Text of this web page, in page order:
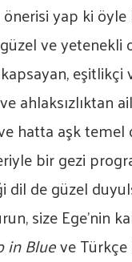
yap ki
ve
eşitlikçi
ahlaksızlıktan
hatta aşk
bir gezi
dil de güzel
size Ege’nin
in Blueve